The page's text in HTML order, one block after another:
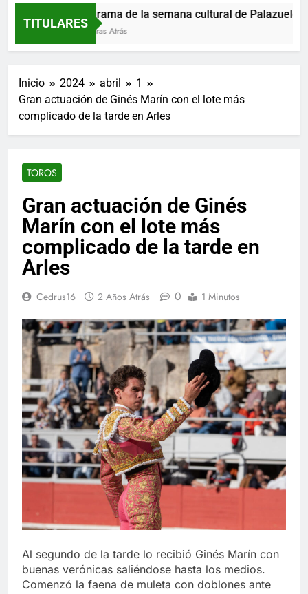
TITULARES
Programa de la semana cultural de Palazuelos
13 Horas Atrás
Inicio 2024 abril
1
Gran actuación de Ginés Marín con el lote más
complicado de la tarde en Arles
TOROS
Gran actuación de Ginés
Marín con el lote más
complicado de la tarde en
Arles
Cedrus16 2 Años Atrás 0 1 Minutos
Al segundo de la tarde lo recibió Ginés Marín con
buenas verónicas saliéndose hasta los medios.
Comenzó la faena de muleta con doblones ante